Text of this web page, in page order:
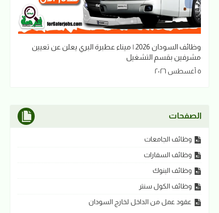
وظائف السودان 2026 | ميناء عطبرة البري يعلن عن تعيين
مشرفين بقسم التشغيل
٥ أغسطس ٢٠٢٦
الصفحات
وظائف الجامعات
وظائف السفارات
وظائف البنوك
وظائف الكول سنتر
عقود عمل من الداخل لخارج السودان